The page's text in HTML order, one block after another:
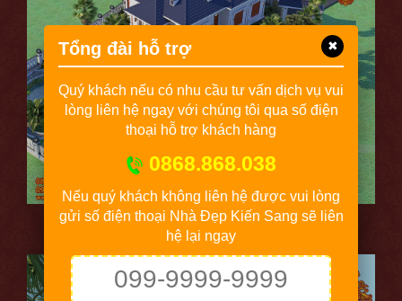
Mẫu thiết kế nhà 1 tầng đẹp 3 phòng ngủ (Ảnh 12)
Tổng đài hỗ trợ ✖
Quý khách nếu có nhu cầu tư vấn dịch vụ vui
lòng liên hệ ngay với chúng tôi qua số điện
thoại hỗ trợ khách hàng
0868.868.038
Nếu quý khách không liên hệ được vui lòng
gửi số điện thoại Nhà Đẹp Kiến Sang sẽ liên
hệ lại ngay